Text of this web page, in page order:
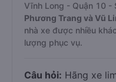
Vĩnh Long - Quận 10 -
Phương Trang và Vũ
nhà xe được nhiều
lượng phục vụ.
Câu hỏi: Hãng xe